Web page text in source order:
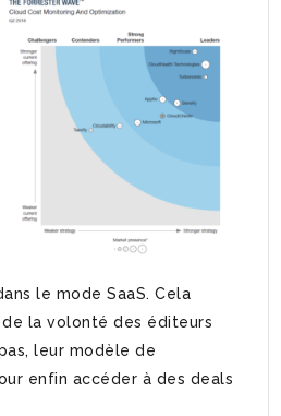
le mode SaaS. Cela
la volonté des éditeurs
leur modèle de
enfin accéder à des deals